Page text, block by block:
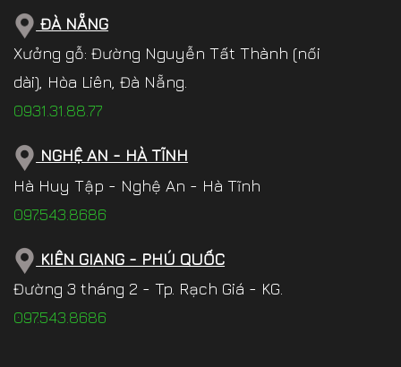
ĐÀ NẴNG
Xưởng gỗ: Đường Nguyễn Tất Thành (nối
dài), Hòa Liên, Đà Nẵng.
0931.31.88.77
NGHỆ AN - HÀ TĨNH
Hà Huy Tập - Nghệ An - Hà Tĩnh
097.543.8686
KIÊN GIANG - PHÚ QUỐC
Đường 3 tháng 2 - Tp. Rạch Giá - KG.
097.543.8686